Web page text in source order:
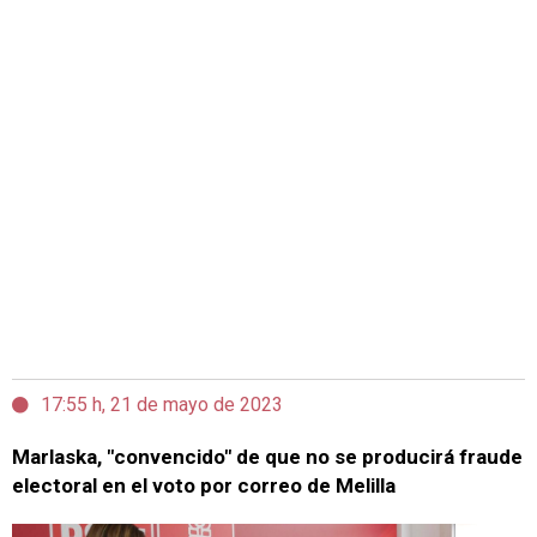
17:55 h, 21 de mayo de 2023
Marlaska, "convencido" de que no se producirá fraude
electoral en el voto por correo de Melilla